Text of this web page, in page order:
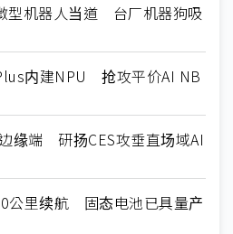
型机器人当道 台厂机器狗吸
内建NPU 抢攻平价AI NB
缘端 研扬CES攻垂直场域AI
公里续航 固态电池已具量产